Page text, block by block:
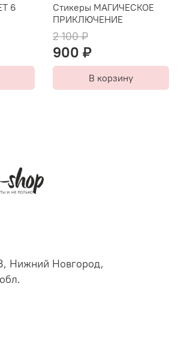
6
Стикеры МАГИЧЕСКОЕ
ПРИКЛЮЧЕНИЕ
2 100 ₽
900 ₽
В корзину
Нижний Новгород,